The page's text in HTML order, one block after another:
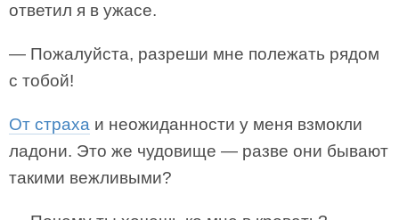
ответил я в ужасе.
— Пожалуйста, разреши мне полежать рядом
с тобой!
От страха и неожиданности у меня взмокли
ладони. Это же чудовище — разве они бывают
такими вежливыми?